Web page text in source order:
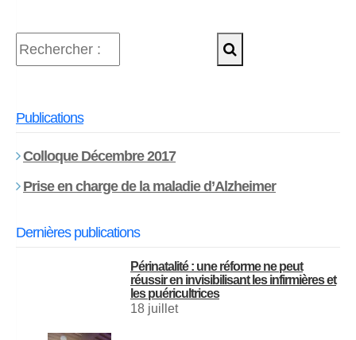
Publications
Colloque Décembre 2017
Prise en charge de la maladie d’Alzheimer
Dernières publications
Périnatalité : une réforme ne peut
réussir en invisibilisant les infirmières et
les puéricultrices
18 juillet